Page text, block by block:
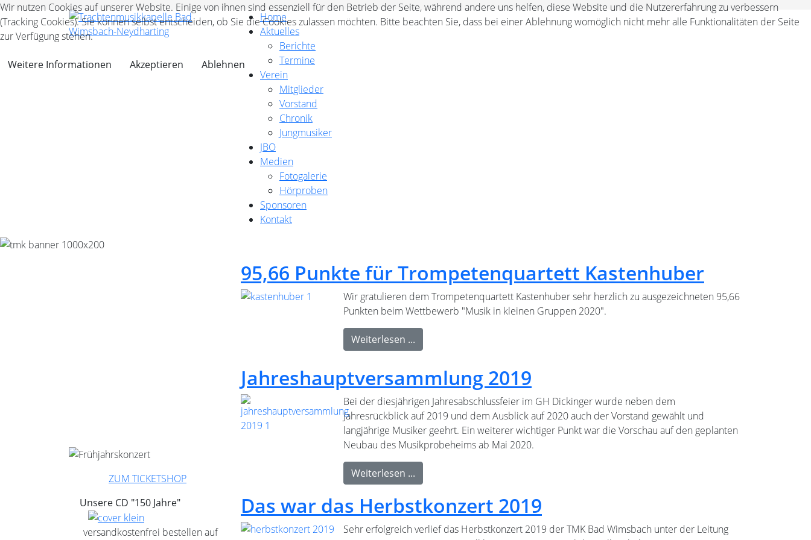
Home
Aktuelles
Berichte
Termine
Verein
Mitglieder
Vorstand
Chronik
Jungmusiker
JBO
Medien
Fotogalerie
Hörproben
Sponsoren
Kontakt
ZUM TICKETSHOP
Unsere CD "150 Jahre"
versandkostenfrei bestellen auf
95,66 Punkte für Trompetenquartett Kastenhuber
Wir gratulieren dem Trompetenquartett Kastenhuber sehr herzlich zu ausgezeichneten 95,66
Punkten beim Wettbewerb "Musik in kleinen Gruppen 2020".
Weiterlesen ...
Jahreshauptversammlung 2019
Bei der diesjährigen Jahresabschlussfeier im GH Dickinger wurde neben dem
Jahresrückblick auf 2019 und dem Ausblick auf 2020 auch der Vorstand gewählt und
langjährige Musiker geehrt. Ein weiterer wichtiger Punkt war die Vorschau auf den geplanten
Neubau des Musikprobeheims ab Mai 2020.
Weiterlesen ...
Das war das Herbstkonzert 2019
Sehr erfolgreich verlief das Herbstkonzert 2019 der TMK Bad Wimsbach unter der Leitung
Wir nutzen Cookies auf unserer Website. Einige von ihnen sind essenziell für den Betrieb der Seite, während andere uns helfen, diese Website und die Nutzererfahrung zu verbessern
(Tracking Cookies). Sie können selbst entscheiden, ob Sie die Cookies zulassen möchten. Bitte beachten Sie, dass bei einer Ablehnung womöglich nicht mehr alle Funktionalitäten der Seite
zur Verfügung stehen.
Weitere Informationen Akzeptieren Ablehnen